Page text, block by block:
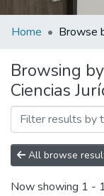
Home Browse
Browsing
Ciencias
All browse
Now showing 1 -